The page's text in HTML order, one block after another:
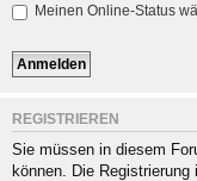
Meinen Online-Status
REGISTRIEREN
Sie müssen in diesem
können. Die